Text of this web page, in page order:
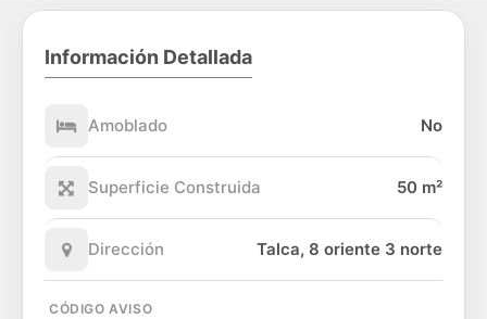
Información Detallada
Amoblado No
Superficie Construida 50 m²
Dirección Talca, 8 oriente 3 norte
CÓDIGO AVISO